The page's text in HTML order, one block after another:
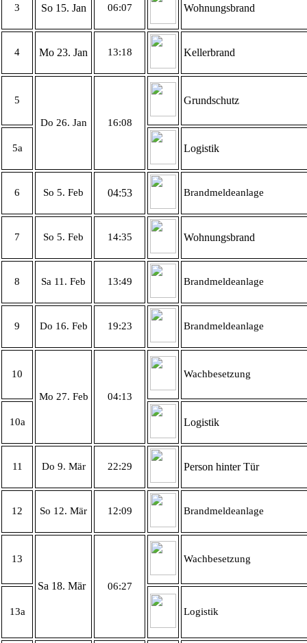
3 So 15. Jan 06:07 Wohnungsbrand
4 Mo 23. Jan 13:18 Kellerbrand
5
Do 26. Jan 16:08
Grundschutz
5a Logistik
6 So 5. Feb 04:53 Brandmeldeanlage
7 So 5. Feb 14:35 Wohnungsbrand
8 Sa 11. Feb 13:49 Brandmeldeanlage
9 Do 16. Feb 19:23 Brandmeldeanlage
10
Mo 27. Feb 04:13
Wachbesetzung
10a Logistik
11 Do 9. Mär 22:29 Person hinter Tür
12 So 12. Mär 12:09 Brandmeldeanlage
13
Sa 18. Mär 06:27
Wachbesetzung
13a Logistik